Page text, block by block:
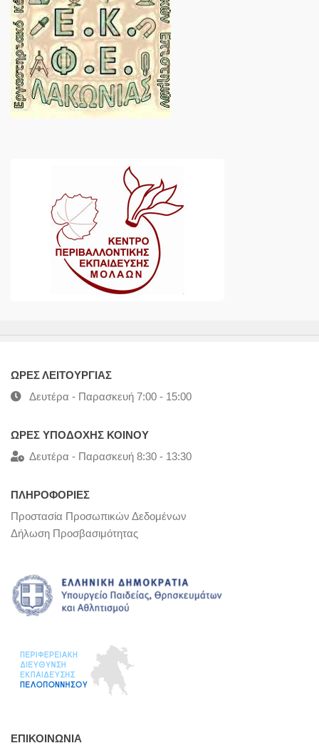
ΩΡΕΣ ΛΕΙΤΟΥΡΓΙΑΣ
Δευτέρα - Παρασκευή 7:00 - 15:00
ΩΡΕΣ ΥΠΟΔΟΧΗΣ ΚΟΙΝΟΥ
Δευτέρα - Παρασκευή 8:30 - 13:30
ΠΛΗΡΟΦΟΡΙΕΣ
Προστασία Προσωπικών Δεδομένων
Δήλωση Προσβασιμότητας
ΕΠΙΚΟΙΝΩΝΊΑ